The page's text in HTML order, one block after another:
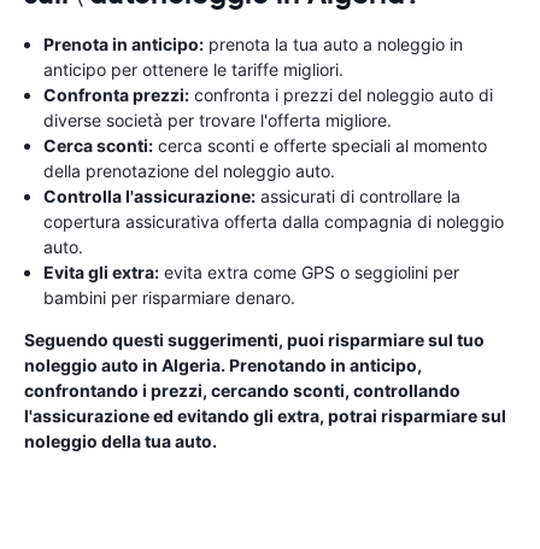
Prenota in anticipo: prenota la tua auto a noleggio in
anticipo per ottenere le tariffe migliori.
Confronta prezzi: confronta i prezzi del noleggio auto di
diverse società per trovare l'offerta migliore.
Cerca sconti: cerca sconti e offerte speciali al momento
della prenotazione del noleggio auto.
Controlla l'assicurazione: assicurati di controllare la
copertura assicurativa offerta dalla compagnia di noleggio
auto.
Evita gli extra: evita extra come GPS o seggiolini per
bambini per risparmiare denaro.
Seguendo questi suggerimenti, puoi risparmiare sul tuo
noleggio auto in Algeria. Prenotando in anticipo,
confrontando i prezzi, cercando sconti, controllando
l'assicurazione ed evitando gli extra, potrai risparmiare sul
noleggio della tua auto.